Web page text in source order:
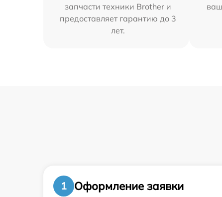
запчасти техники Brother и
предоставляет гарантию до 3
лет.
1
Оформление заявки